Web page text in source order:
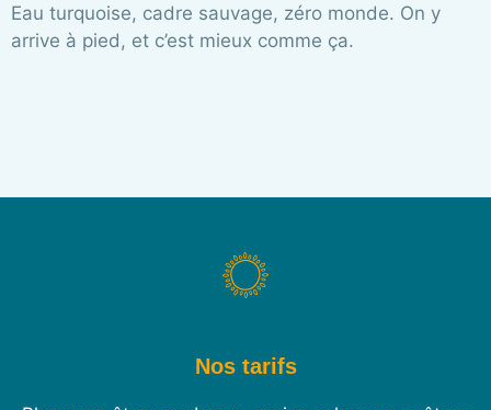
Eau turquoise, cadre sauvage, zéro monde. On y
arrive à pied, et c’est mieux comme ça.
Nos tarifs